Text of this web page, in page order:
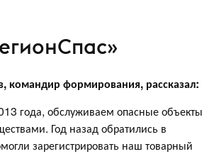
командир формирования, рассказал:
года, обслуживаем опасные объекты
Год назад обратились в
зарегистрировать наш товарный